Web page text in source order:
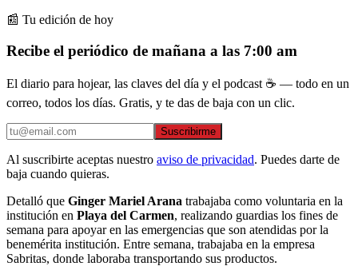
📰 Tu edición de hoy
Recibe el periódico de mañana a las 7:00 am
El diario para hojear, las claves del día y el podcast ☕ — todo en un
correo, todos los días. Gratis, y te das de baja con un clic.
Suscribirme
Al suscribirte aceptas nuestro aviso de privacidad. Puedes darte de
baja cuando quieras.
Detalló que Ginger Mariel Arana trabajaba como voluntaria en la
institución en Playa del Carmen, realizando guardias los fines de
semana para apoyar en las emergencias que son atendidas por la
benemérita institución. Entre semana, trabajaba en la empresa
Sabritas, donde laboraba transportando sus productos.